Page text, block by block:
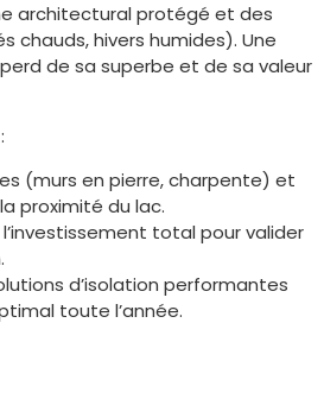
architectural protégé et des
hivers humides). Une
de sa superbe et de sa valeur
(murs en pierre, charpente) et
proximité du lac.
total pour valider
d’isolation performantes
toute l’année.